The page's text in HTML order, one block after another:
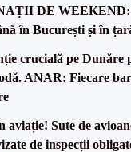
DE WEEKEND:
în București și în
crucială pe Dunăre
ANAR: Fiecare
aviație! Sute de
de inspecții